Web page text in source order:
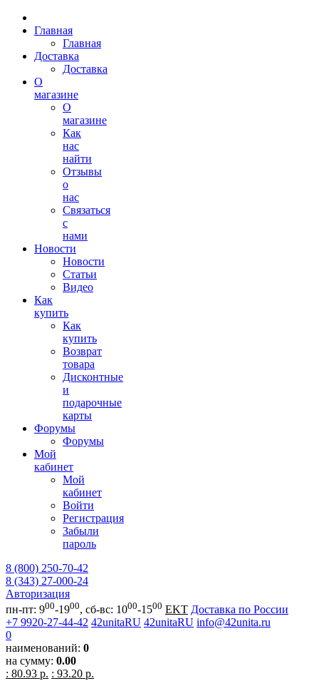
Главная
Главная
Доставка
Доставка
О
магазине
О
магазине
Как
нас
найти
Отзывы
о
нас
Связаться
с
нами
Новости
Новости
Статьи
Видео
Как
купить
Как
купить
Возврат
товара
Дисконтные
и
подарочные
карты
Форумы
Форумы
Мой
кабинет
Мой
кабинет
Войти
Регистрация
Забыли
пароль
8 (800) 250-70-42
8 (343) 27-000-24
Авторизация
пн-пт: 900-1900, сб-вс: 1000-1500 EKT Доставка по России
+7 9920-27-44-42 42unitaRU 42unitaRU info@42unita.ru
0
наименований: 0
на сумму: 0.00
: 80.93 р. : 93.20 р.